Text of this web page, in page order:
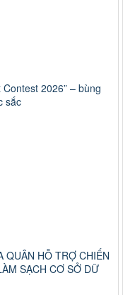
2026” – bùng
sắc
QUÂN HỖ TRỢ CHIẾN
SẠCH CƠ SỞ DỮ